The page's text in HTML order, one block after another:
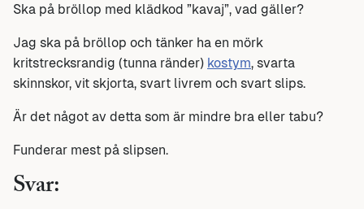
Ska på bröllop med klädkod ”kavaj”, vad gäller?
Jag ska på bröllop och tänker ha en mörk
kritstrecksrandig (tunna ränder) kostym, svarta
skinnskor, vit skjorta, svart livrem och svart slips.
Är det något av detta som är mindre bra eller tabu?
Funderar mest på slipsen.
Svar: